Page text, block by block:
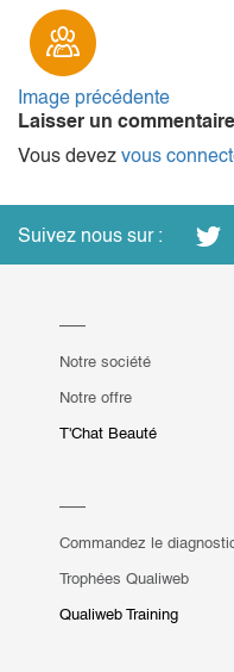
Image précédente
Laisser un commentaire
Vous devez vous
Suivez nous sur :
Notre société
Notre offre
T'Chat Beauté
Commandez le
Trophées Qualiweb
Qualiweb Training